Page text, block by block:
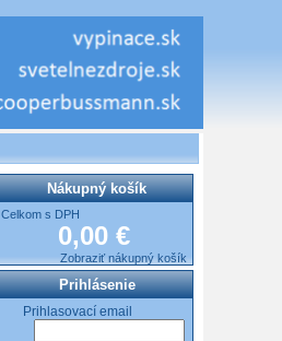
Nákupný košík
Celkom s DPH
0,00 €
Zobraziť nákupný košík
Prihlásenie
Prihlasovací email